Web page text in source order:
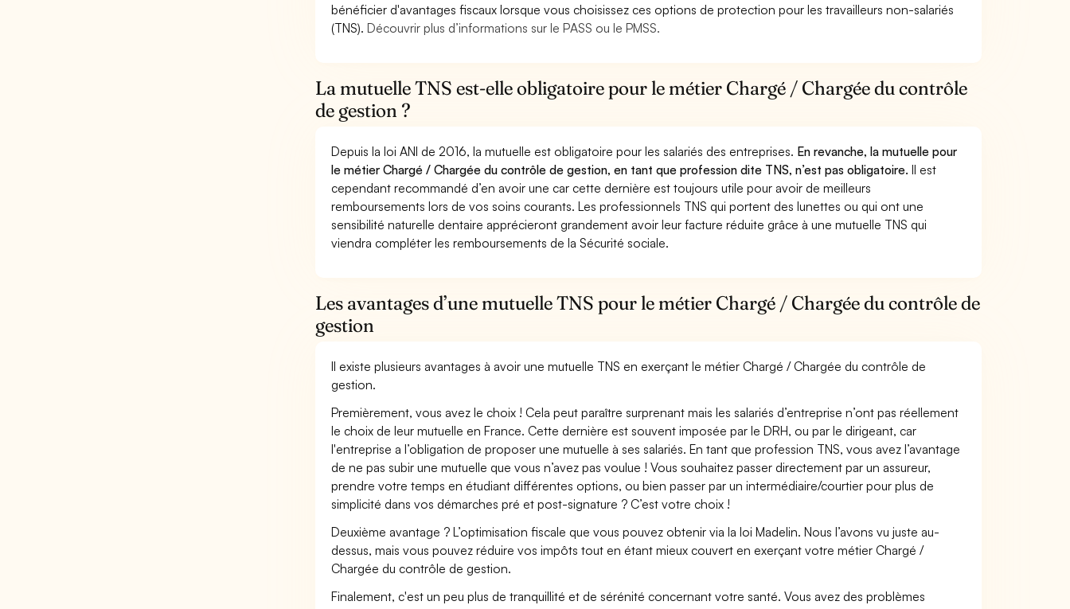
bénéficier d'avantages fiscaux lorsque vous choisissez ces options de protection pour les travailleurs non-salariés
(TNS).Découvrir plus d’informations sur le PASS ou le PMSS.
La mutuelle TNS est-elle obligatoire pour le métier Chargé / Chargée du contrôle
de gestion ?
Depuis la loi ANI de 2016, la mutuelle est obligatoire pour les salariés des entreprises. En revanche, la mutuelle pour
le métier Chargé / Chargée du contrôle de gestion, en tant que profession dite TNS, n’est pas obligatoire.Il est
cependant recommandé d’en avoir une car cette dernière est toujours utile pour avoir de meilleurs
remboursements lors de vos soins courants. Les professionnels TNS qui portent des lunettes ou qui ont une
sensibilité naturelle dentaire apprécieront grandement avoir leur facture réduite grâce à une mutuelle TNS qui
viendra compléter les remboursements de la Sécurité sociale.
Les avantages d’une mutuelle TNS pour le métier Chargé / Chargée du contrôle de
gestion
Il existe plusieurs avantages à avoir une mutuelle TNS en exerçant le métier Chargé / Chargée du contrôle de
gestion.
Premièrement, vous avez le choix ! Cela peut paraître surprenant mais les salariés d’entreprise n’ont pas réellement
le choix de leur mutuelle en France. Cette dernière est souvent imposée par le DRH, ou par le dirigeant, car
l'entreprise a l’obligation de proposer une mutuelle à ses salariés. En tant que profession TNS, vous avez l’avantage
de ne pas subir une mutuelle que vous n’avez pas voulue ! Vous souhaitez passer directement par un assureur,
prendre votre temps en étudiant différentes options, ou bien passer par un intermédiaire/courtier pour plus de
simplicité dans vos démarches pré et post-signature ? C’est votre choix !
Deuxième avantage ? L’optimisation fiscale que vous pouvez obtenir via la loi Madelin. Nous l’avons vu juste au-
dessus, mais vous pouvez réduire vos impôts tout en étant mieux couvert en exerçant votre métier Chargé /
Chargée du contrôle de gestion.
Finalement, c'est un peu plus de tranquillité et de sérénité concernant votre santé. Vous avez des problèmes